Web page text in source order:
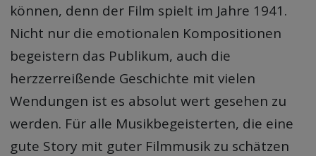
können, denn der Film spielt im Jahre 1941.
Nicht nur die emotionalen Kompositionen
begeistern das Publikum, auch die
herzzerreißende Geschichte mit vielen
Wendungen ist es absolut wert gesehen zu
werden. Für alle Musikbegeisterten, die eine
gute Story mit guter Filmmusik zu schätzen